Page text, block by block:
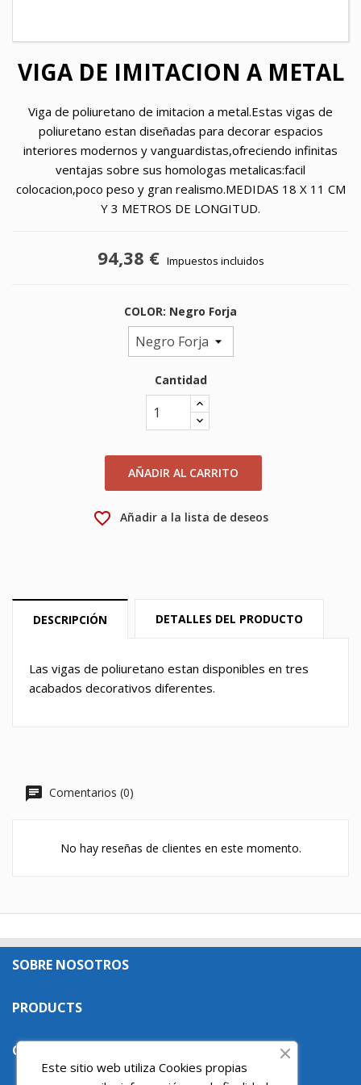
VIGA DE IMITACION A METAL
Viga de poliuretano de imitacion a metal.Estas vigas de
poliuretano estan diseñadas para decorar espacios
interiores modernos y vanguardistas,ofreciendo infinitas
ventajas sobre sus homologas metalicas:facil
colocacion,poco peso y gran realismo.MEDIDAS 18 X 11 CM
Y 3 METROS DE LONGITUD.
94,38 € Impuestos incluidos
COLOR: Negro Forja
Cantidad
AÑADIR AL CARRITO
favorite_border Añadir a la lista de deseos
DESCRIPCIÓN DETALLES DEL PRODUCTO
Las vigas de poliuretano estan disponibles en tres
acabados decorativos diferentes.
Comentarios (0)
No hay reseñas de clientes en este momento.
SOBRE NOSOTROS
PRODUCTS
OUR COMPANY
Crear lista de deseos
Nombre de la lista de deseos
Cancelar Crear lista de deseos
Iniciar sesión
Debe iniciar sesión para guardar productos en su lista
Cancelar
Este sitio web utiliza Cookies propias